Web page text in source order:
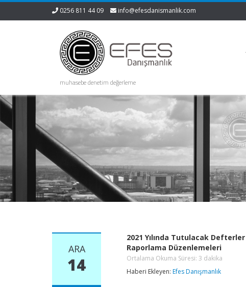
0256 811 44 09 info@efesdanismanlik.com
muhasebe denetim değerleme
ARA
14
2021 Yılında Tutulacak
Raporlama Düzenlemeleri
Ortalama Okuma Süresi:3 dakika
Haberi Ekleyen:Efes Danışmanlık